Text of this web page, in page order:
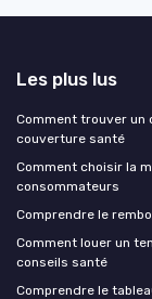
Les plus lus
Comment trouver un
couverture santé
Comment choisir la
consommateurs
Comprendre le
Comment louer un
conseils santé
Comprendre le